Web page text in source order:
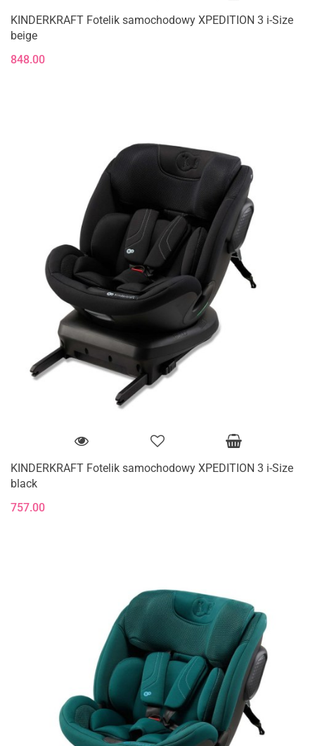
KINDERKRAFT Fotelik samochodowy XPEDITION 3 i-Size
beige
848.00
KINDERKRAFT Fotelik samochodowy XPEDITION 3 i-Size
black
757.00